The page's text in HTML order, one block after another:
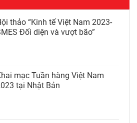
thảo “Kinh tế Việt Nam 2023-
Đối diện và vượt bão”
mạc Tuần hàng Việt Nam
tại Nhật Bản